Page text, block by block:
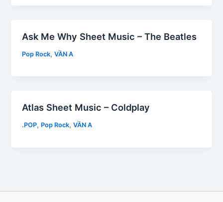
Ask Me Why Sheet Music – The Beatles
Pop Rock,VẦN A
Atlas Sheet Music – Coldplay
.POP, Pop Rock,VẦN A